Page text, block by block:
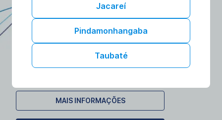
ATENDIMENTO DOMICILIAR
A gente vai até você!
Toda a confiança e segurança dos nossos
laboratórios no conforto da sua casa.
MAIS INFORMAÇÕES
Jacareí
Pindamonhangaba
Taubaté